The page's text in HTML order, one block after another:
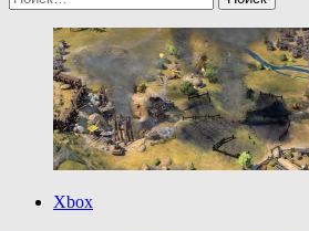
Как
открыть
мини-
игру
Guy
Savage
в Metal
Gear
Solid
записей
Xbox